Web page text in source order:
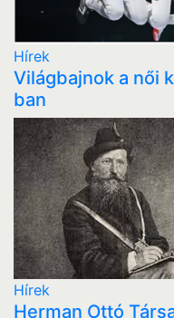
Hírek
Világbajnok a női
ban
Hírek
Herman Ottó